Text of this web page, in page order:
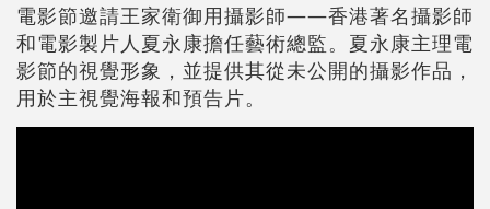
電影節邀請王家衛御用攝影師——香港著名攝影師
和電影製片人夏永康擔任藝術總監。夏永康主理電
影節的視覺形象，並提供其從未公開的攝影作品，
用於主視覺海報和預告片。